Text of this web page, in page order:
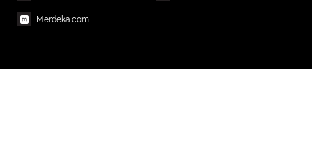
Merdeka.com